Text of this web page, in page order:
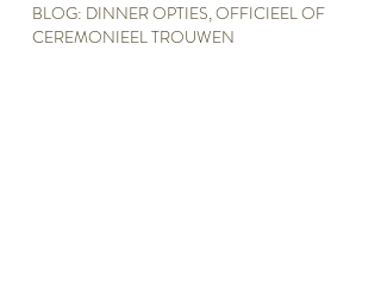
BLOG: DINNER OPTIES, OFFICIEEL OF
CEREMONIEEL TROUWEN